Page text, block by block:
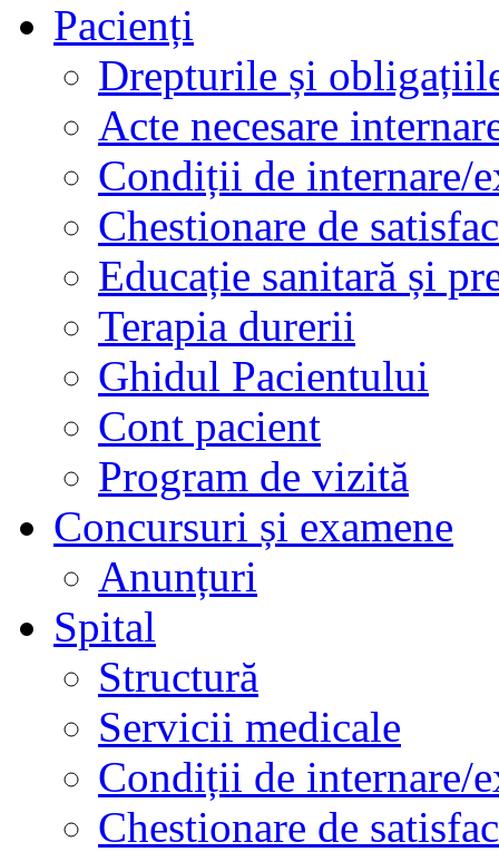
Pacienți
Drepturile și
Acte necesare
Condiții de internare/
Chestionare de
Educație sanitară și
Terapia durerii
Ghidul Pacientului
Cont pacient
Program de vizită
Concursuri și examene
Anunțuri
Spital
Structură
Servicii medicale
Condiții de internare/
Chestionare de